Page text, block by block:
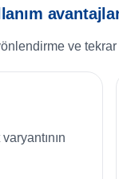
ve